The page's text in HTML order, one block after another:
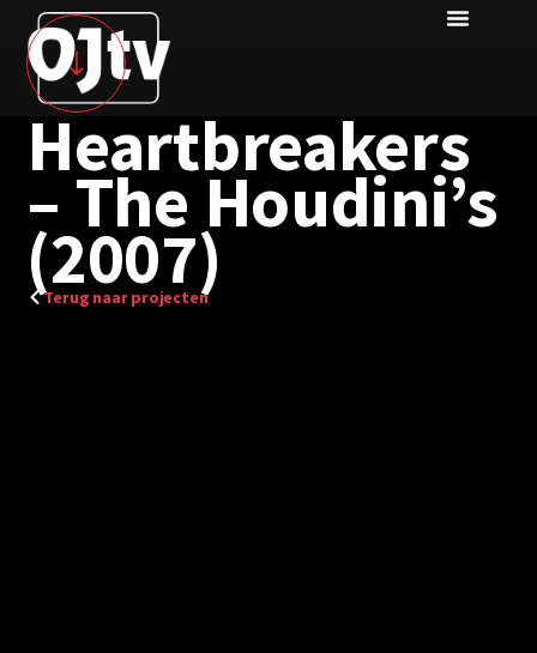
Heartbreakers
– The Houdini’s
(2007)
Terug naar projecten